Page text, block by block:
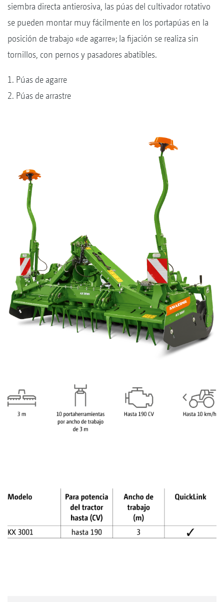
siembra directa antierosiva, las púas del cultivador rotativo
se pueden montar muy fácilmente en los portapúas en la
posición de trabajo «de agarre»; la fijación se realiza sin
tornillos, con pernos y pasadores abatibles.
1. Púas de agarre
2. Púas de arrastre